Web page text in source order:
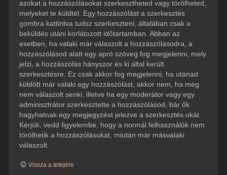
azokat a hozzászólásokat szerkesztheted vagy törölheted,
melyeket te küldtél. Egy hozzászólást a szerkesztés
gombra kattintva tudsz szerkeszteni, általában csak a
beküldés utáni korlátozott időtartamban. Abban az
esetben, ha valaki már válaszolt a hozzászólásodra, a
hozzászólásod alatt egy apró szöveg fog megjelenni, mely
jelzi, a hozzászólás hányszor és ki által került
szerkesztésre. Ez csak akkor fog megjelenni, ha utánad
küldött már valaki egy hozzászólást, akkor nem, ha még
nem válaszolt senki, illetve ha egy moderátor vagy egy
adminisztrátor szerkesztette a hozzászólásod, bár ők
hagyhatnak egy megjegyzést jelezve a szerkesztés okát.
Kérjük, vedd figyelembe, hogy a normál felhasználók nem
törölhetik a hozzászólásukat, miután már másvalaki
válaszolt.
Vissza a tetejére